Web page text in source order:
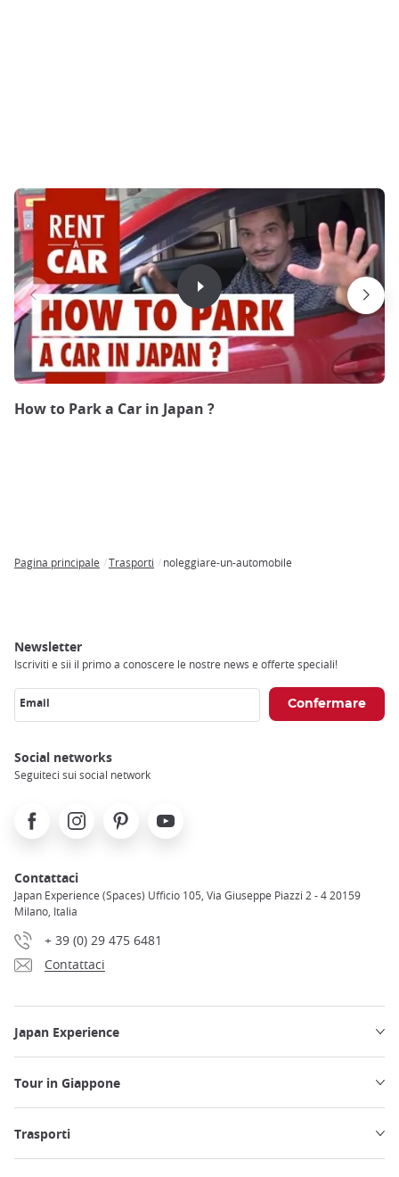
How to Park a Car in Japan ?
Pagina principale Trasporti noleggiare-un-automobile
Newsletter
Iscriviti e sii il primo a conoscere le nostre news e offerte speciali!
Email
Social networks
Seguiteci sui social network
FacebookInstagramPinterest Youtube
Contattaci
Japan Experience (Spaces) Ufficio 105, Via Giuseppe Piazzi 2 - 4 20159
Milano, Italia
+ 39 (0) 29 475 6481
Contattaci
Japan Experience
Tour in Giappone
Trasporti